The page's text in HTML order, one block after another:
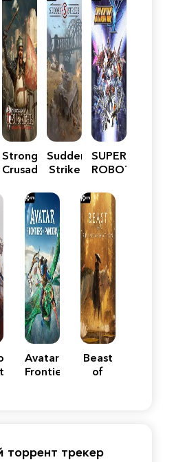
Stronghold
Crusader:
Edition
Sudden
Strike
SUPER
ROBOT
Y
Avatar:
Frontiers
Beast
of
торрент трекер